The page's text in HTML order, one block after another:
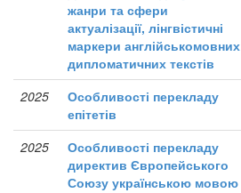
жанри та сфери
актуалізації, лінгвістичні
маркери англійськомовних
дипломатичних текстів
2025
Особливості перекладу
епітетів
2025
Особливості перекладу
директив Європейського
Союзу українською мовою